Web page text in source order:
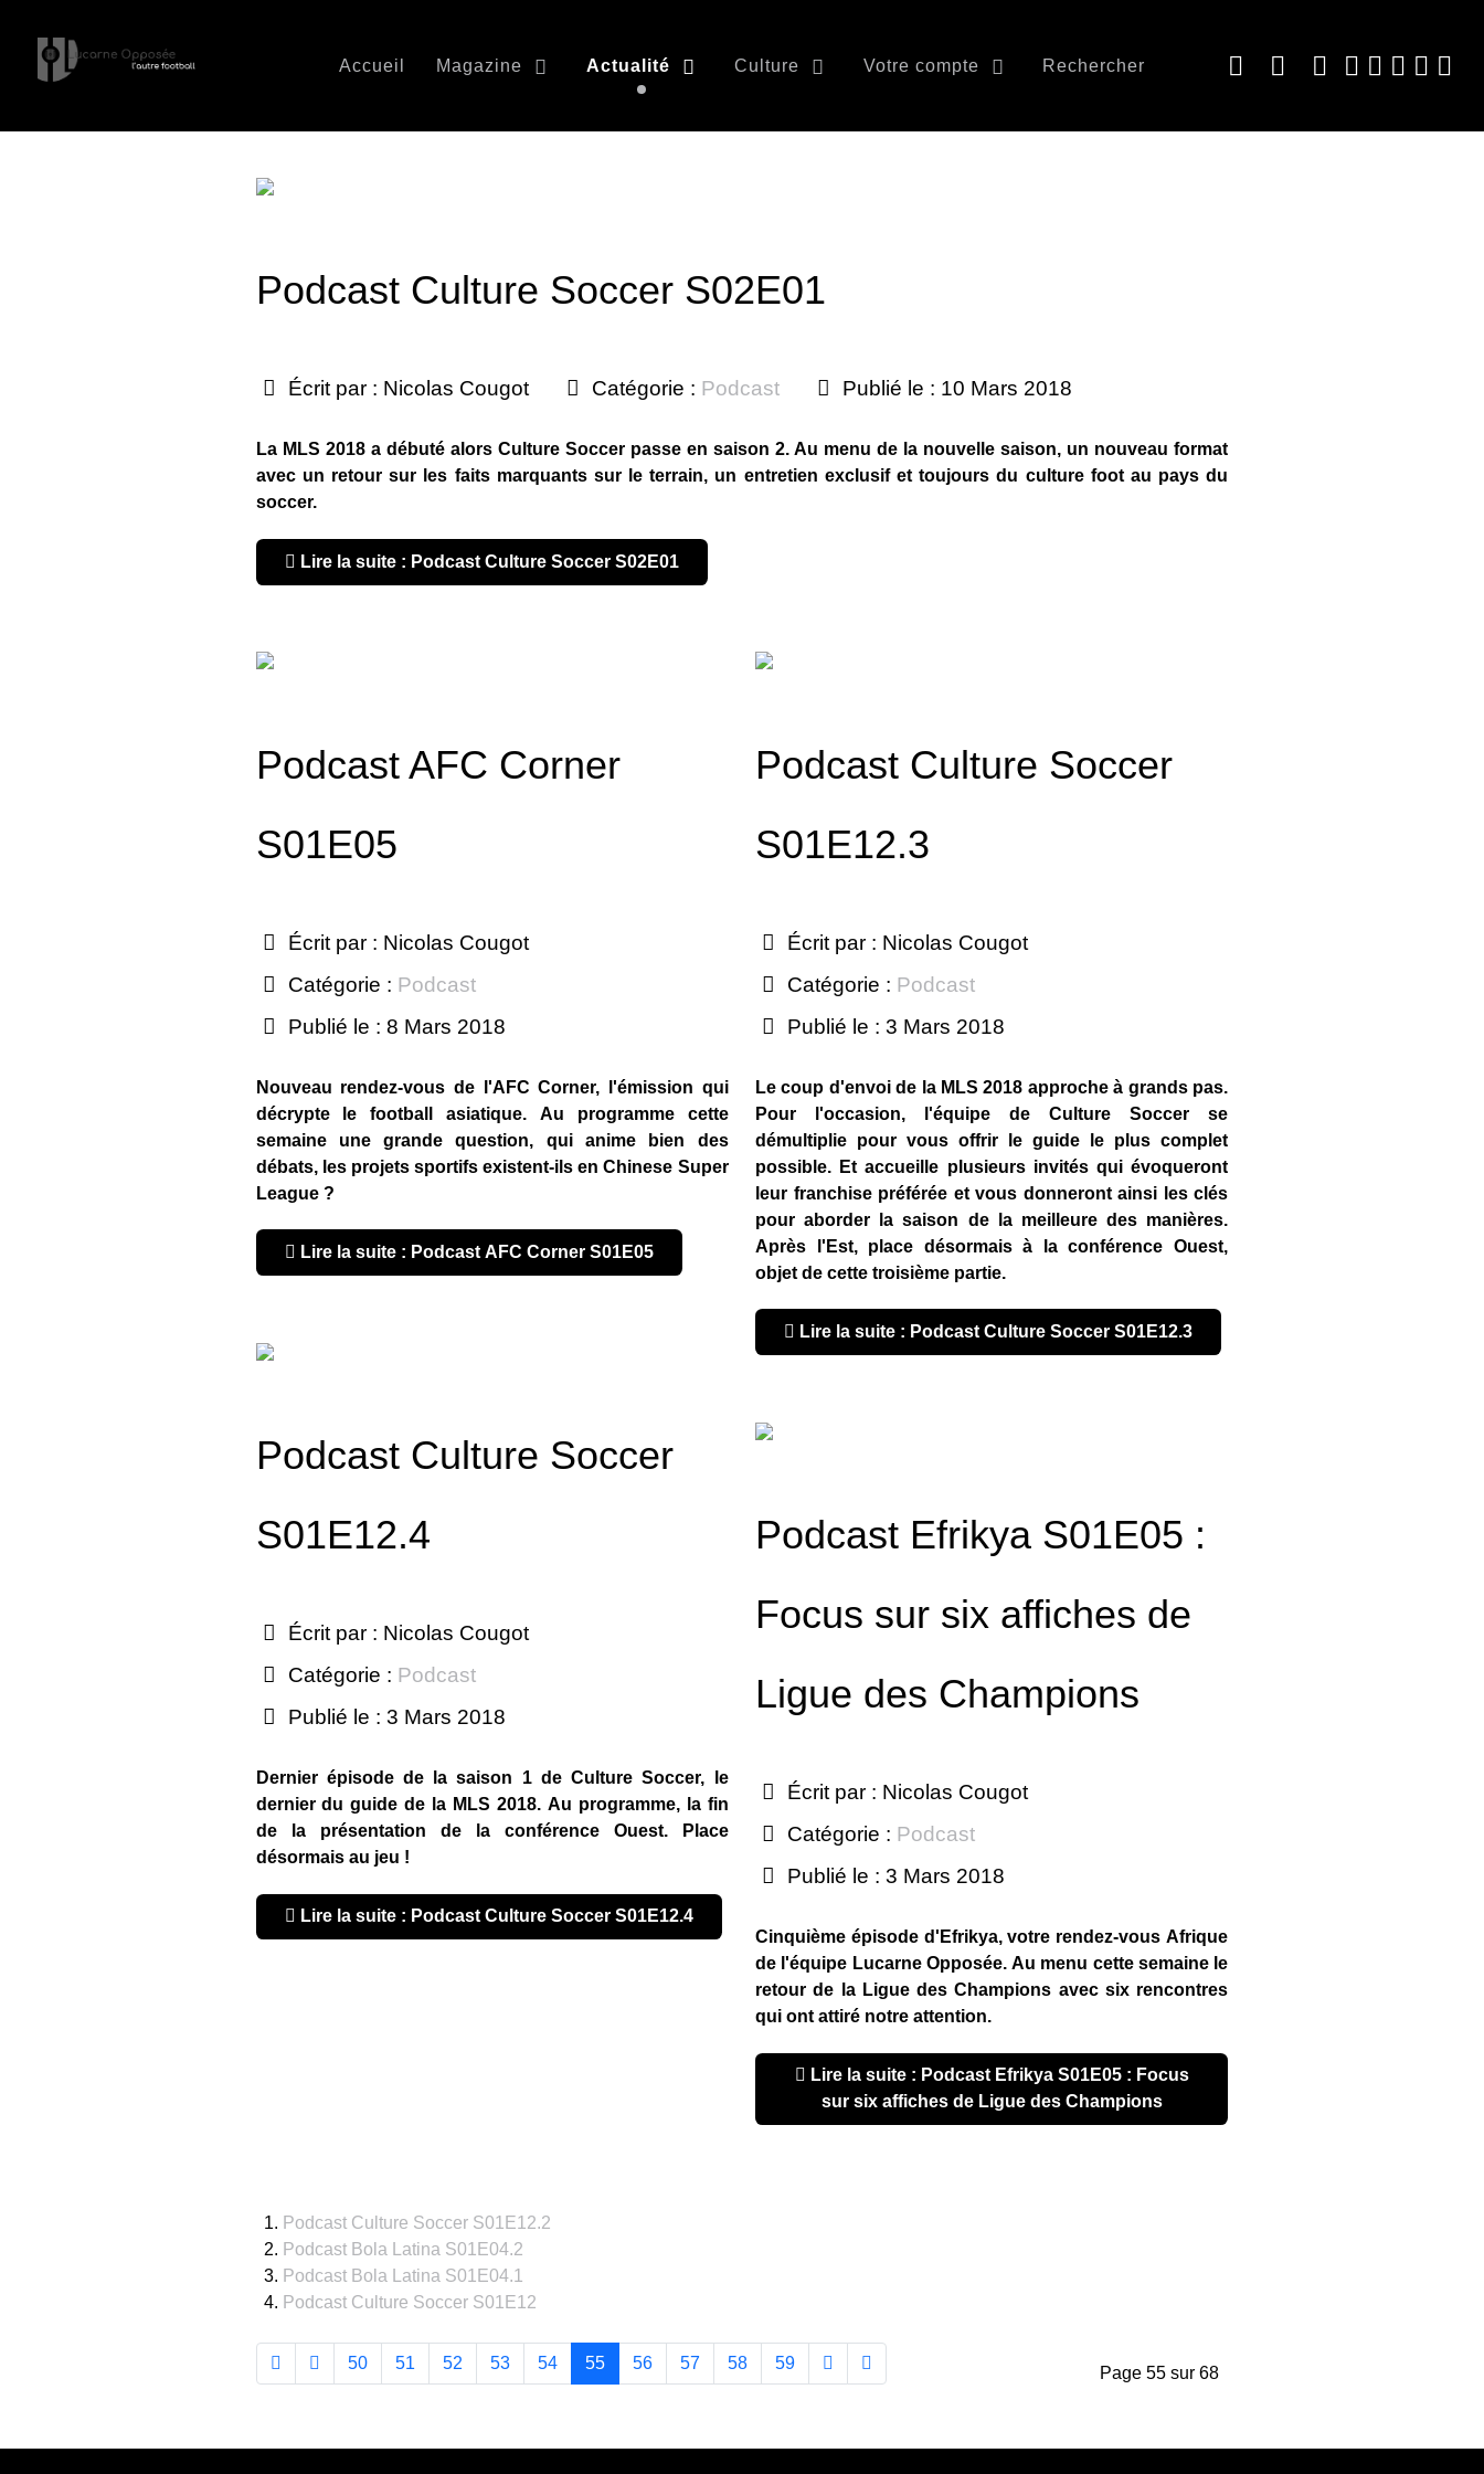
Accueil Magazine Actualité Culture Votre compte Rechercher
Podcast Culture Soccer S02E01
Écrit par : Nicolas Cougot Catégorie : Podcast Publié le : 10 Mars 2018
La MLS 2018 a débuté alors Culture Soccer passe en saison 2. Au menu de la nouvelle saison, un nouveau format
avec un retour sur les faits marquants sur le terrain, un entretien exclusif et toujours du culture foot au pays du
soccer.
Lire la suite : Podcast Culture Soccer S02E01
Podcast AFC Corner
S01E05
Écrit par : Nicolas Cougot
Catégorie : Podcast
Publié le : 8 Mars 2018
Nouveau rendez-vous de l'AFC Corner, l'émission qui
décrypte le football asiatique. Au programme cette
semaine une grande question, qui anime bien des
débats, les projets sportifs existent-ils en Chinese Super
League ?
Lire la suite : Podcast AFC Corner S01E05
Podcast Culture Soccer
S01E12.4
Écrit par : Nicolas Cougot
Catégorie : Podcast
Publié le : 3 Mars 2018
Dernier épisode de la saison 1 de Culture Soccer, le
dernier du guide de la MLS 2018. Au programme, la fin
de la présentation de la conférence Ouest. Place
désormais au jeu !
Lire la suite : Podcast Culture Soccer S01E12.4
Podcast Culture Soccer
S01E12.3
Écrit par : Nicolas Cougot
Catégorie : Podcast
Publié le : 3 Mars 2018
Le coup d'envoi de la MLS 2018 approche à grands pas.
Pour l'occasion, l'équipe de Culture Soccer se
démultiplie pour vous offrir le guide le plus complet
possible. Et accueille plusieurs invités qui évoqueront
leur franchise préférée et vous donneront ainsi les clés
pour aborder la saison de la meilleure des manières.
Après l'Est, place désormais à la conférence Ouest,
objet de cette troisième partie.
Lire la suite : Podcast Culture Soccer S01E12.3
Podcast Efrikya S01E05 :
Focus sur six affiches de
Ligue des Champions
Écrit par : Nicolas Cougot
Catégorie : Podcast
Publié le : 3 Mars 2018
Cinquième épisode d'Efrikya, votre rendez-vous Afrique
de l'équipe Lucarne Opposée. Au menu cette semaine le
retour de la Ligue des Champions avec six rencontres
qui ont attiré notre attention.
sur six affiches de Ligue des Champions
Podcast Culture Soccer S01E12.2
Podcast Bola Latina S01E04.2
Podcast Bola Latina S01E04.1
Podcast Culture Soccer S01E12
Page 55 sur 68
50 51 52 53 54 55 56 57 58 59